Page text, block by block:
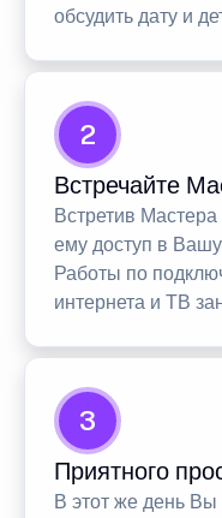
обсудить дату и
2
Встречайте
Встретив
ему доступ в Вашу
Работы по
интернета и ТВ
3
Приятного
В этот же день Вы